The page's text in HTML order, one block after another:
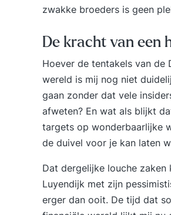
zwakke broeders is geen
De kracht van een
Hoever de tentakels van de
wereld is mij nog niet
gaan zonder dat vele
afweten? En wat als blijkt
targets op wonderbaarlijke
de duivel voor je kan laten
Dat dergelijke louche
Luyendijk met zijn
erger dan ooit. De tijd dat